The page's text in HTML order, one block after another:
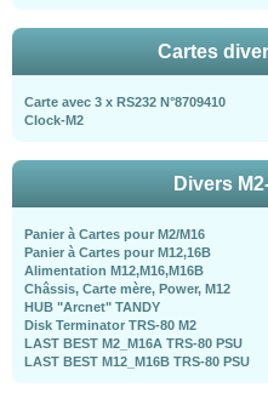
Cartes
Carte avec 3 x RS232 N°8709410
Clock-M2
Divers
Panier à Cartes pour M2/M16
Panier à Cartes pour M12,16B
Alimentation M12,M16,M16B
Châssis, Carte mère, Power, M12
HUB "Arcnet" TANDY
Disk Terminator TRS-80 M2
LAST BEST M2_M16A TRS-80 PSU
LAST BEST M12_M16B TRS-80 PSU